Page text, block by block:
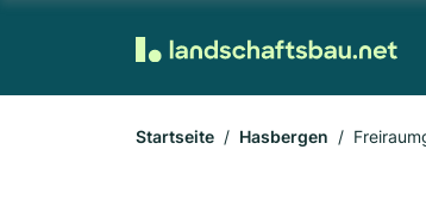
Startseite Hasbergen